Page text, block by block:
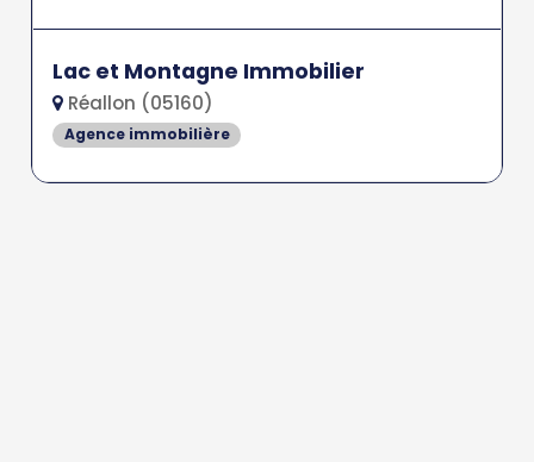
Lac et Montagne Immobilier
Réallon (05160)
Agence immobilière